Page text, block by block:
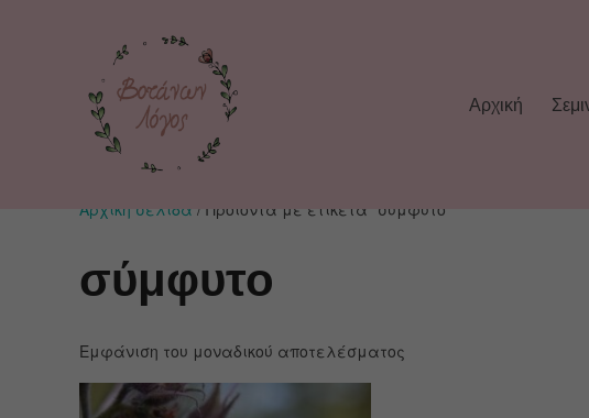
Αρχική
Αρχική σελίδα / Προϊόντα με ετικέτα “σύμφυτο”
σύμφυτο
Εμφάνιση του μοναδικού αποτελέσματος